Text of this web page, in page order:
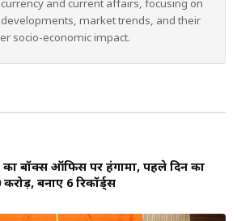
and current affairs, focusing on
market trends, and their
socio-economic impact.
का बॉक्स ऑफिस पर हंगामा, पहले दिन का
बनाए 6 रिकॉर्ड्स